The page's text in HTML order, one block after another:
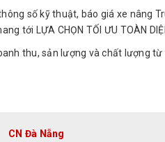
số kỹ thuật, báo giá xe nâng
tới LỰA CHỌN TỐI ƯU TOÀN
thu, sản lượng và chất lượng từ
CN Đà Nẵng